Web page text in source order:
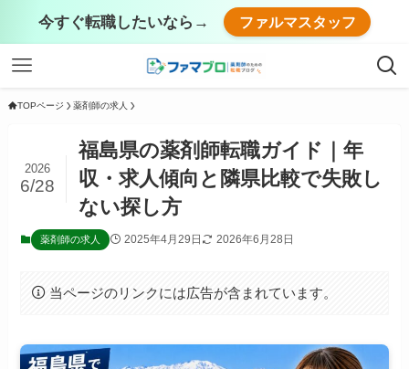
今すぐ転職したいなら→ ファルマスタッフ
TOPページ 薬剤師の求人
福島県の薬剤師転職ガイド｜年
収・求人傾向と隣県比較で失敗し
ない探し方
2026
6/28
薬剤師の求人 2025年4月29日 2026年6月28日
当ページのリンクには広告が含まれています。